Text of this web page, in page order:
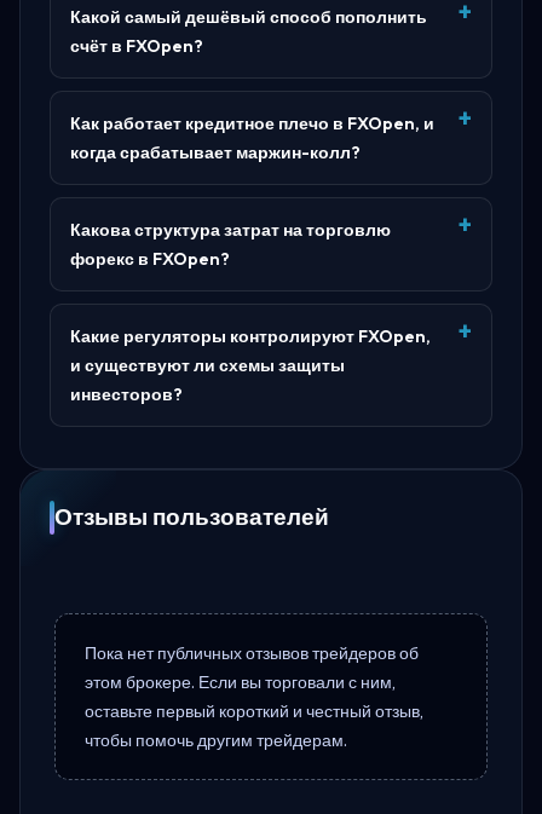
Какой самый дешёвый способ пополнить
счёт в FXOpen?
Как работает кредитное плечо в FXOpen, и
когда срабатывает маржин-колл?
Какова структура затрат на торговлю
форекс в FXOpen?
Какие регуляторы контролируют FXOpen,
и существуют ли схемы защиты
инвесторов?
Отзывы пользователей
Пока нет публичных отзывов трейдеров об
этом брокере. Если вы торговали с ним,
оставьте первый короткий и честный отзыв,
чтобы помочь другим трейдерам.